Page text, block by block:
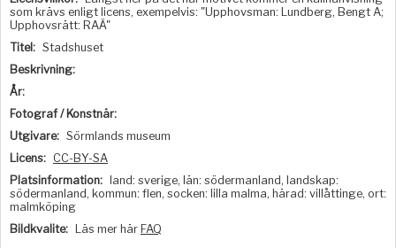
som krävs enligt licens, exempelvis: "Upphovsman: Lundberg, Bengt A;
Upphovsrätt: RAÄ"
Titel: Stadshuset
Beskrivning:
År:
Fotograf / Konstnär:
Utgivare: Sörmlands museum
Licens: CC-BY-SA
Platsinformation:
land: sverige, län: södermanland, landskap:
södermanland, kommun: flen, socken: lilla malma, härad: villåttinge, ort:
malmköping
Bildkvalite:
Läs mer här FAQ